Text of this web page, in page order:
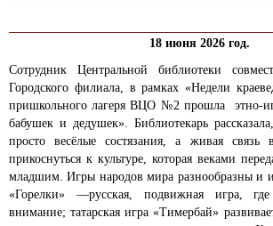
18 июня 2026 год.
Сотрудник Центральной библиотеки
Городского филиала, в рамках «Недели
пришкольного лагеря ВЦО №2 прошла этно-
бабушек и дедушек». Библиотекарь
просто весёлые состязания, а живая связь
прикоснуться к культуре, которая веками
младшим. Игры народов мира разнообразны и
«Горелки» —русская, подвижная игра,
внимание; татарская игра «Тимербай»